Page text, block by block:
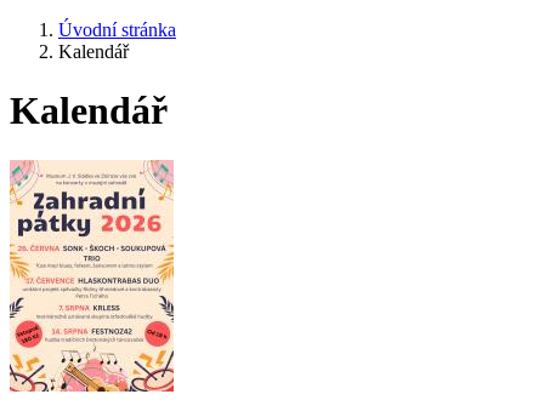
Úvodní stránka
Kalendář
Kalendář